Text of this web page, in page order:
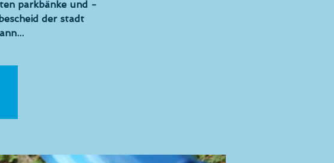
parkbänke und -
der stadt